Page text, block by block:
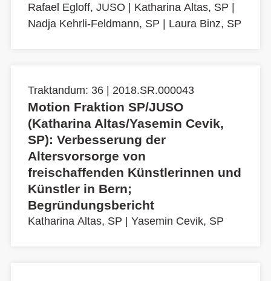
Rafael Egloff, JUSO Katharina Altas, SP
Nadja Kehrli-Feldmann, SP
Laura Binz, SP
Traktandum: 36 | 2018.SR.000043
Motion Fraktion SP/JUSO
(Katharina Altas/Yasemin Cevik,
SP): Verbesserung der
Altersvorsorge von
freischaffenden Künstlerinnen und
Künstler in Bern;
Begründungsbericht
Katharina Altas, SP Yasemin Cevik, SP